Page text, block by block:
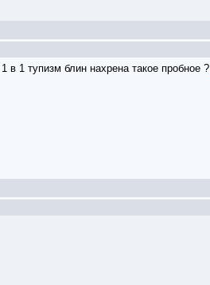
1 тупизм блин нахрена такое пробное ?